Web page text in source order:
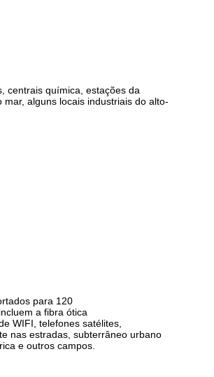
centrais química, estações da
alguns locais industriais do alto-
para 120
a fibra ótica
WIFI, telefones satélites,
nas estradas, subterrâneo urbano
e outros campos.